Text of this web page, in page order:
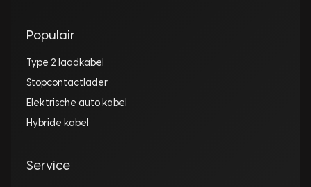
Populair
Type 2 laadkabel
Stopcontactlader
Elektrische auto kabel
Hybride kabel
Service